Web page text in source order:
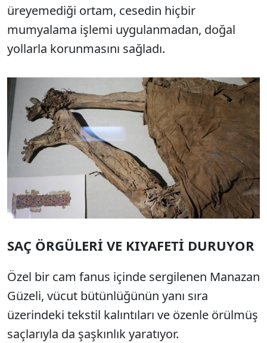
üreyemediği ortam, cesedin hiçbir
mumyalama işlemi uygulanmadan, doğal
yollarla korunmasını sağladı.
SAÇ ÖRGÜLERİ VE KIYAFETİ DURUYOR
Özel bir cam fanus içinde sergilenen Manazan
Güzeli, vücut bütünlüğünün yanı sıra
üzerindeki tekstil kalıntıları ve özenle örülmüş
saçlarıyla da şaşkınlık yaratıyor.